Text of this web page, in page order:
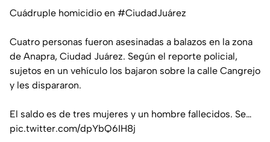
Cuádruple homicidio en #CiudadJuárez
Cuatro personas fueron asesinadas a balazos en la zona
de Anapra, Ciudad Juárez. Según el reporte policial,
sujetos en un vehículo los bajaron sobre la calle Cangrejo
y les dispararon.
El saldo es de tres mujeres y un hombre fallecidos. Se…
pic.twitter.com/dpYbQ6IH8j